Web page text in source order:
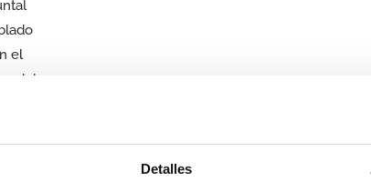
Detalles
el plano de los largueros, además de estar el puntal
con la consiguiente disminución de las